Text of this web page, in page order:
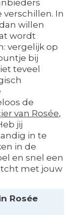
In
willen
wordt
vergelijk op
bij
teveel
de
van Rosée,
jij
in te
in de
en snel een
met jouw
Rosée